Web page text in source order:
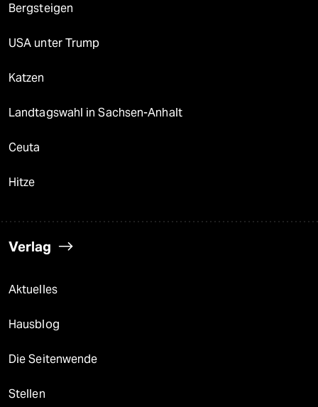
Bergsteigen
USA unter Trump
Katzen
Landtagswahl in Sachsen-Anhalt
Ceuta
Hitze
Verlag
Aktuelles
Hausblog
Die Seitenwende
Stellen